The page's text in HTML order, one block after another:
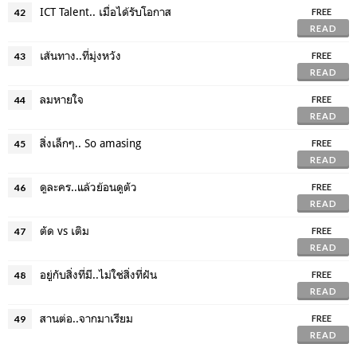
42 ICT Talent.. เมื่อได้รับโอกาส
FREE
READ
43 เส้นทาง..ที่มุ่งหวัง
FREE
READ
44 ลมหายใจ
FREE
READ
45 สิ่งเล็กๆ.. So amasing
FREE
READ
46 ดูละคร..แล้วย้อนดูตัว
FREE
READ
47 ตัด vs เติม
FREE
READ
48 อยู่กับสิ่งที่มี..ไม่ใช่สิ่งที่ฝัน
FREE
READ
49 สานต่อ..จากมาเรียม
FREE
READ